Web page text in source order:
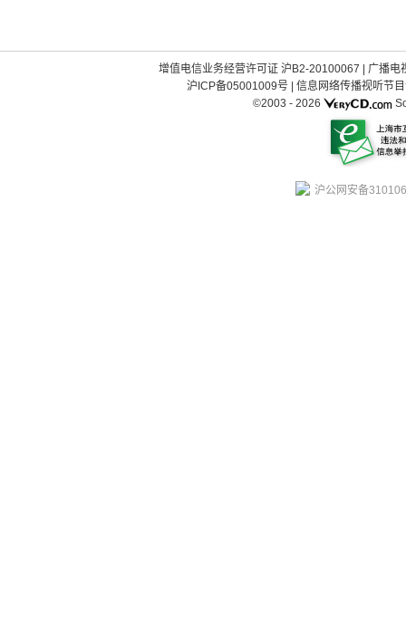
增值电信业务经营许可证 沪B2-20100067
广播电
沪ICP备05001009号| 信息网络传播视听节
©2003 - 2026
沪公网安备